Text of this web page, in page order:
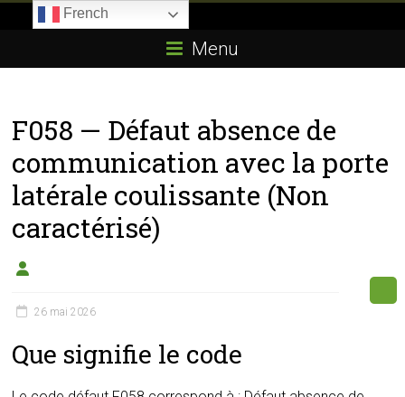
E85.com
passion
boîtier
éthanol
Menu
F058 — Défaut absence de
communication avec la porte
latérale coulissante (Non
caractérisé)
26 mai 2026
Que signifie le code
French